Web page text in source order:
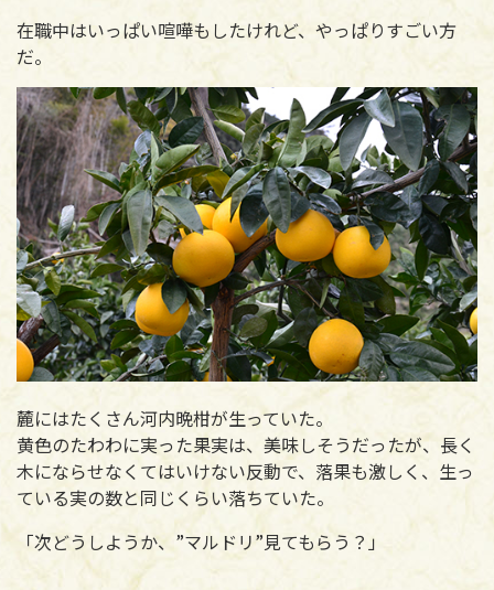
在職中はいっぱい喧嘩もしたけれど、やっぱりすごい方
だ。
麓にはたくさん河内晩柑が生っていた。
黄色のたわわに実った果実は、美味しそうだったが、長く
木にならせなくてはいけない反動で、落果も激しく、生っ
ている実の数と同じくらい落ちていた。
「次どうしようか、”マルドリ”見てもらう？」